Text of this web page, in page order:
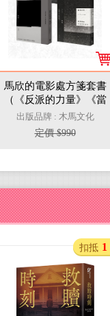
馬欣的電影處方箋套書
（《反派的力量》《當
代寂寞考》《長夜之
光》共三冊）
出版品牌 : 木馬文化
定價 $990
扣抵 1